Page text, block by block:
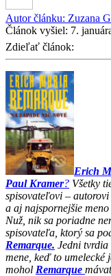
Autor článku: Zuzana
Článok vyšiel: 7.
Zdieľať článok:
Erich
Paul Kramer? Všetky
spisovateľovi – autorovi
a aj najspornejšie
Nuž, nik sa poriadne
spisovateľa, ktorý sa
Remarque. Jedni tvrdia
mene, keď to umelecké
mohol Remarque